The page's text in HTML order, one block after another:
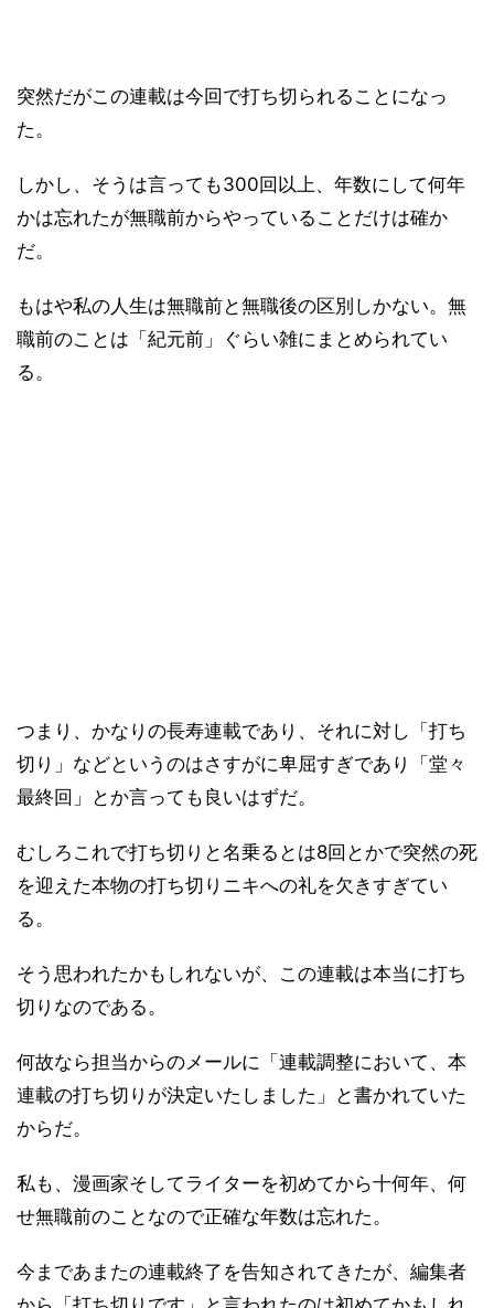
突然だがこの連載は今回で打ち切られることになっ
た。
しかし、そうは言っても300回以上、年数にして何年
かは忘れたが無職前からやっていることだけは確か
だ。
もはや私の人生は無職前と無職後の区別しかない。無
職前のことは「紀元前」ぐらい雑にまとめられてい
る。
つまり、かなりの長寿連載であり、それに対し「打ち
切り」などというのはさすがに卑屈すぎであり「堂々
最終回」とか言っても良いはずだ。
むしろこれで打ち切りと名乗るとは8回とかで突然の死
を迎えた本物の打ち切りニキへの礼を欠きすぎてい
る。
そう思われたかもしれないが、この連載は本当に打ち
切りなのである。
何故なら担当からのメールに「連載調整において、本
連載の打ち切りが決定いたしました」と書かれていた
からだ。
私も、漫画家そしてライターを初めてから十何年、何
せ無職前のことなので正確な年数は忘れた。
今まであまたの連載終了を告知されてきたが、編集者